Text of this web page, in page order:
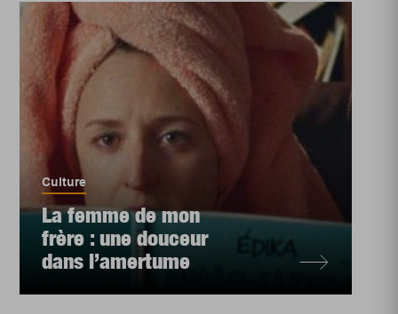
Culture
La femme de mon
frère : une douceur
dans l’amertume